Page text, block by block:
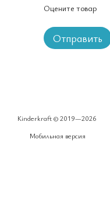
Оцените товар
Отправить
Kinderkraft © 2019—2026
Мобильная версия